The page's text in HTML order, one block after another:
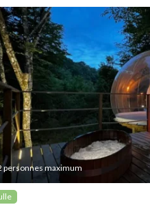
personnes maximum